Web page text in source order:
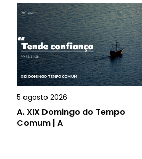
5 agosto 2026
A.XIX Domingo do Tempo
Comum | A